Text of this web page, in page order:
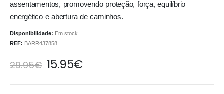
assentamentos, promovendo proteção, força, equilíbrio
energético e abertura de caminhos.
Disponibilidade: Em stock
REF: BARR437858
29.95€ 15.95€